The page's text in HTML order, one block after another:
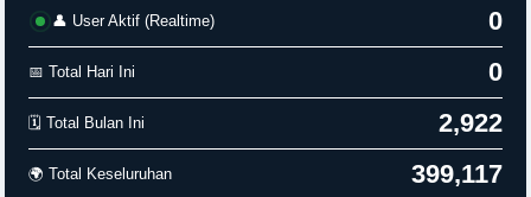
👤 User Aktif (Realtime) 0
📅 Total Hari Ini 0
🗓️ Total Bulan Ini 2,922
🌍 Total Keseluruhan 399,117